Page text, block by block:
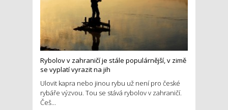
Rybolov v zahraničí je stále populárnější, v zimě
se vyplatí vyrazit na jih
Ulovit kapra nebo jinou rybu už není pro české
rybáře výzvou. Tou se stává rybolov v zahraničí.
Češ...